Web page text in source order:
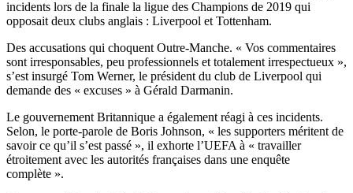
incidents lors de la finale la ligue des Champions de 2019 qui
opposait deux clubs anglais : Liverpool et Tottenham.
Des accusations qui choquent Outre-Manche. « Vos commentaires
sont irresponsables, peu professionnels et totalement irrespectueux »,
s’est insurgé Tom Werner, le président du club de Liverpool qui
demande des « excuses » à Gérald Darmanin.
Le gouvernement Britannique a également réagi à ces incidents.
Selon, le porte-parole de Boris Johnson, « les supporters méritent de
savoir ce qu’il s’est passé », il exhorte l’UEFA à « travailler
étroitement avec les autorités françaises dans une enquête
complète ».